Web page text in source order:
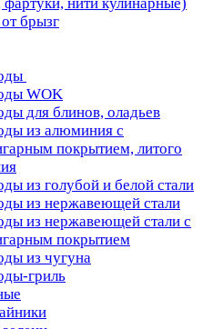
брызг
WOK
для блинов, оладьев
из алюминия с
покрытием, литого
из голубой и белой стали
из нержавеющей стали
из нержавеющей стали с
покрытием
из чугуна
гриль